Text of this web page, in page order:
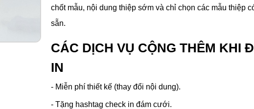
chốt mẫu, nội dung thiệp sớm và chỉ chọn các mẫu thiệp
sẵn.
CÁC DỊCH VỤ CỘNG THÊM KHI
IN
- Miễn phí thiết kế (thay đổi nội dung).
- Tặng hashtag check in đám cưới.